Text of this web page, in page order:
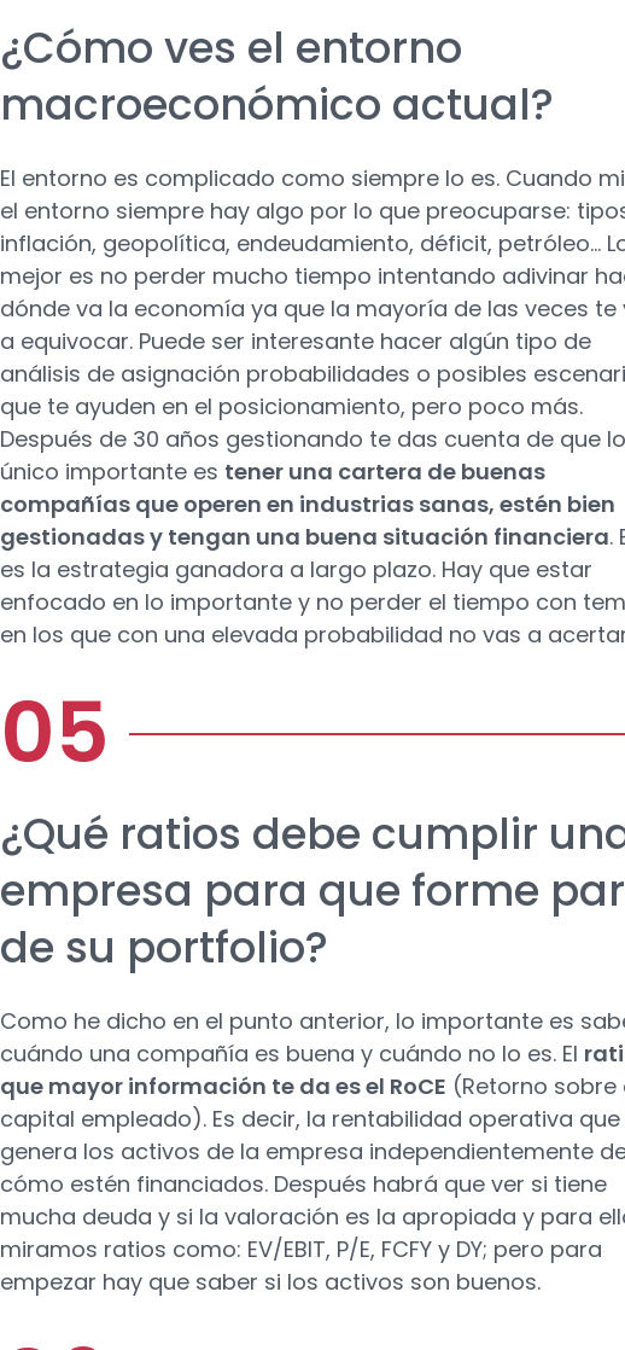
¿Cómo ves el entorno
macroeconómico actual?
El entorno es complicado como siempre lo es. Cuando
el entorno siempre hay algo por lo que preocuparse:
inflación, geopolítica, endeudamiento, déficit, petróleo...
mejor es no perder mucho tiempo intentando adivinar
dónde va la economía ya que la mayoría de las veces te
a equivocar. Puede ser interesante hacer algún tipo de
análisis de asignación probabilidades o posibles
que te ayuden en el posicionamiento, pero poco más.
Después de 30 años gestionando te das cuenta de que lo
único importante es tener una cartera de buenas
compañías que operen en industrias sanas, estén bien
gestionadas y tengan una buena situación financiera.
es la estrategia ganadora a largo plazo. Hay que estar
enfocado en lo importante y no perder el tiempo con
en los que con una elevada probabilidad no vas a
¿Qué ratios debe cumplir
empresa para que forme
de su portfolio?
Como he dicho en el punto anterior, lo importante es
cuándo una compañía es buena y cuándo no lo es. El
que mayor información te da es el RoCE (Retorno sobre
capital empleado). Es decir, la rentabilidad operativa
genera los activos de la empresa independientemente
cómo estén financiados. Después habrá que ver si tiene
mucha deuda y si la valoración es la apropiada y para
miramos ratios como: EV/EBIT, P/E, FCFY y DY; pero para
empezar hay que saber si los activos son buenos.